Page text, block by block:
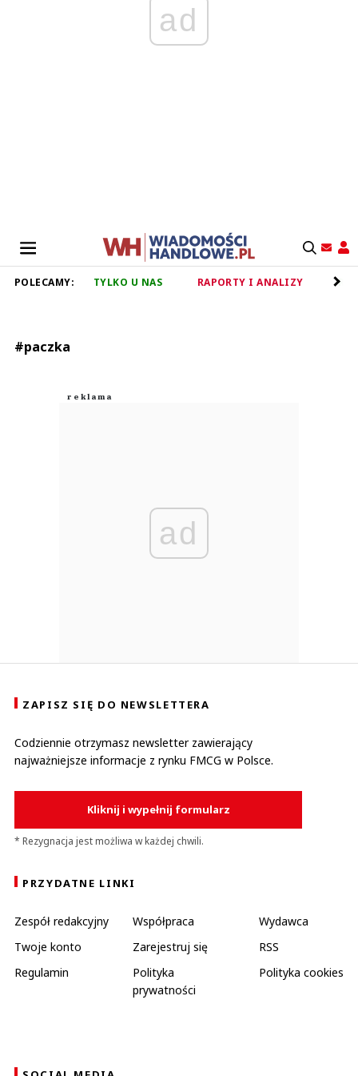
ad
POLECAMY: TYLKO U NAS RAPORTY I ANALIZY
#paczka
ad
ZAPISZ SIĘ DO NEWSLETTERA
Codziennie otrzymasz newsletter zawierający
najważniejsze informacje z rynku FMCG w Polsce.
Kliknij i wypełnij formularz
* Rezygnacja jest możliwa w każdej chwili.
PRZYDATNE LINKI
Zespół redakcyjny Współpraca
Wydawca
Twoje konto
Zarejestruj się
RSS
Regulamin
Polityka
prywatności
Polityka cookies